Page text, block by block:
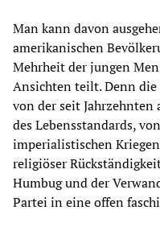
Man kann davon
amerikanischen
Mehrheit der jungen
Ansichten teilt. Denn
von der seit
des Lebensstandards,
imperialistischen
religiöser
Humbug und der
Partei in eine offen